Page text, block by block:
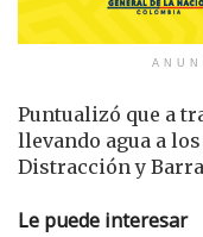
Puntualizó que a
llevando agua a
Distracción y
Le puede interesar